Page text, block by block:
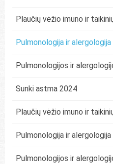
Plaučių vėžio imuno ir
Pulmonologija ir alergologija
Pulmonologijos ir
Sunki astma 2024
Plaučių vėžio imuno ir
Pulmonologija ir
Pulmonologijos ir